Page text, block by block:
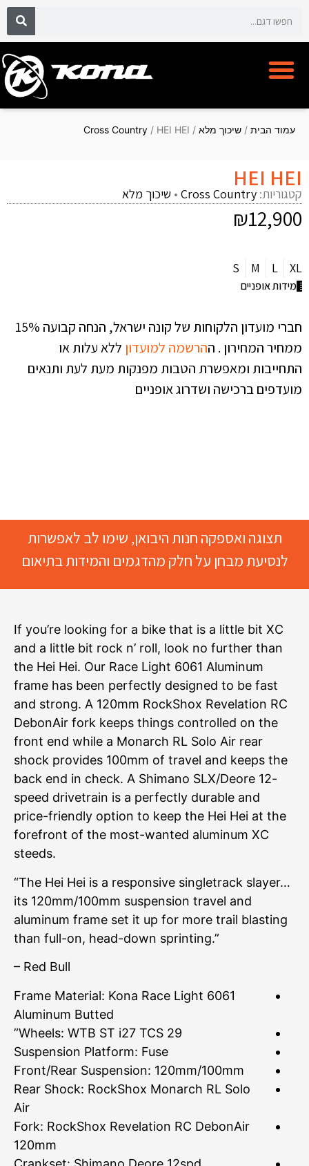
עמוד הבית / שיכוך מלא /
Cross Country / HEI HEI
HEI HEI
קטגוריות: Cross Country
• שיכוך מלא
₪12,900
XL
L
M
S
מידות אופניים
חברי מועדון הלקוחות של קונה ישראל, הנחה קבועה 15%
ממחיר המחירון . ההרשמה למועדון ללא עלות או
התחייבות ומאפשרת הטבות מפנקות מעת לעת ותנאים
מועדפים ברכישה ושדרוג אופניים
תצוגה ואספקה חנות היבואן, שימו לב לאפשרות
לנסיעת מבחן על חלק מהדגמים והמידות בתיאום
If you’re looking for a bike that is a little bit XC
and a little bit rock n’ roll, look no further than
the Hei Hei. Our Race Light 6061 Aluminum
frame has been perfectly designed to be fast
and strong. A 120mm RockShox Revelation RC
DebonAir fork keeps things controlled on the
front end while a Monarch RL Solo Air rear
shock provides 100mm of travel and keeps the
back end in check. A Shimano SLX/Deore 12-
speed drivetrain is a perfectly durable and
price-friendly option to keep the Hei Hei at the
forefront of the most-wanted aluminum XC
steeds.
“The Hei Hei is a responsive singletrack slayer…
its 120mm/100mm suspension travel and
aluminum frame set it up for more trail blasting
than full-on, head-down sprinting.”
– Red Bull
Frame Material: Kona Race Light 6061
Aluminum Butted
Wheels: WTB ST i27 TCS 29”
Suspension Platform: Fuse
Front/Rear Suspension: 120mm/100mm
Rear Shock: RockShox Monarch RL Solo
Air
Fork: RockShox Revelation RC DebonAir
120mm